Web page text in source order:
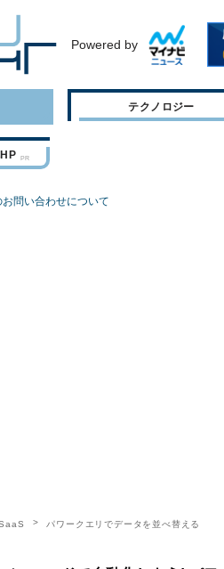
Powered by
テクノロジー
問い合わせについて
パワークエリでデータを並べ替える